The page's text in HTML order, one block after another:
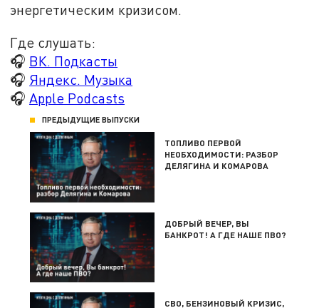
энергетическим кризисом.
Где слушать:
🎧 ВК. Подкасты
🎧 Яндекс. Музыка
🎧 Apple Podcasts
ПРЕДЫДУЩИЕ ВЫПУСКИ
ТОПЛИВО ПЕРВОЙ
НЕОБХОДИМОСТИ: РАЗБОР
ДЕЛЯГИНА И КОМАРОВА
ДОБРЫЙ ВЕЧЕР, ВЫ
БАНКРОТ! А ГДЕ НАШЕ ПВО?
СВО, БЕНЗИНОВЫЙ КРИЗИС,